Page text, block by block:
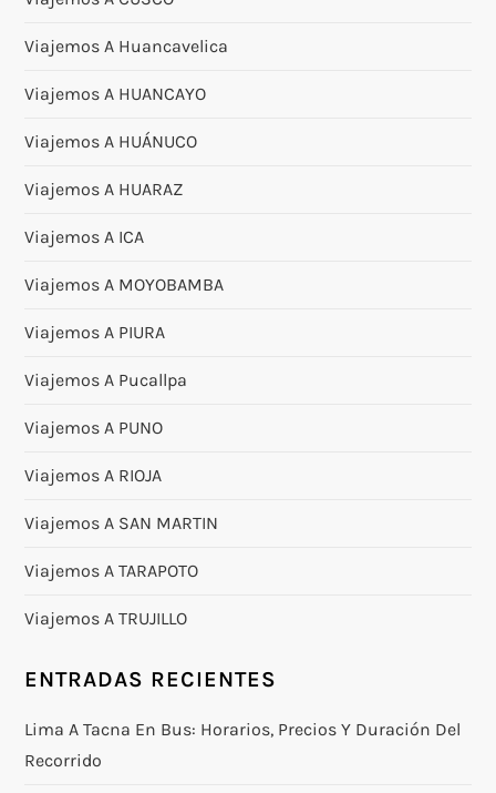
Viajemos A Huancavelica
Viajemos A HUANCAYO
Viajemos A HUÁNUCO
Viajemos A HUARAZ
Viajemos A ICA
Viajemos A MOYOBAMBA
Viajemos A PIURA
Viajemos A Pucallpa
Viajemos A PUNO
Viajemos A RIOJA
Viajemos A SAN MARTIN
Viajemos A TARAPOTO
Viajemos A TRUJILLO
ENTRADAS RECIENTES
Lima A Tacna En Bus: Horarios, Precios Y Duración Del
Recorrido